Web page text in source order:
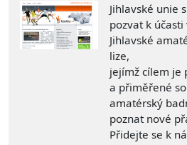
Jihlavské unie
pozvat k
Jihlavské
lize,
jejímž cílem je
a přiměřené
amatérský
poznat nové
Přidejte se k